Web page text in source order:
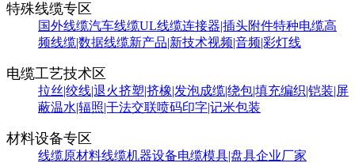
特殊线缆专区
国外线缆汽车线缆UL线缆连接器|插头附件特种电缆高
频线缆|数据线缆新产品|新技术视频|音频|彩灯线
电缆工艺技术区
拉丝|绞线|退火挤塑|挤橡|发泡成缆|绕包|填充编织|铠装|屏
蔽温水|辐照|干法交联喷码印字|记米包装
材料设备专区
线缆原材料线缆机器设备电缆模具|盘具企业厂家